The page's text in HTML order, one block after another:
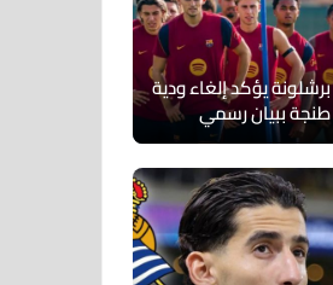
برشلونة يؤكد إلغاء ودية
طنجة ببيان رسمي